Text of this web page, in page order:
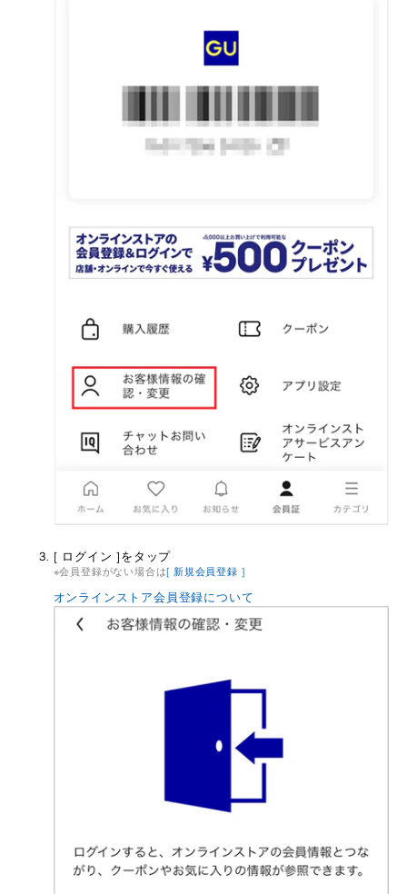
[ ログイン ]をタップ
会員登録がない場合は[ 新規会員登録 ]
オンラインストア会員登録について